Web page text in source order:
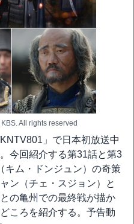
All rights reserved
」で日本初放送中
今回紹介する第31話と第3
キム・ドンジュン）の奇策
ン（チェ・スジョン）と
の亀州での最終戦が描か
ころを紹介する。予告動